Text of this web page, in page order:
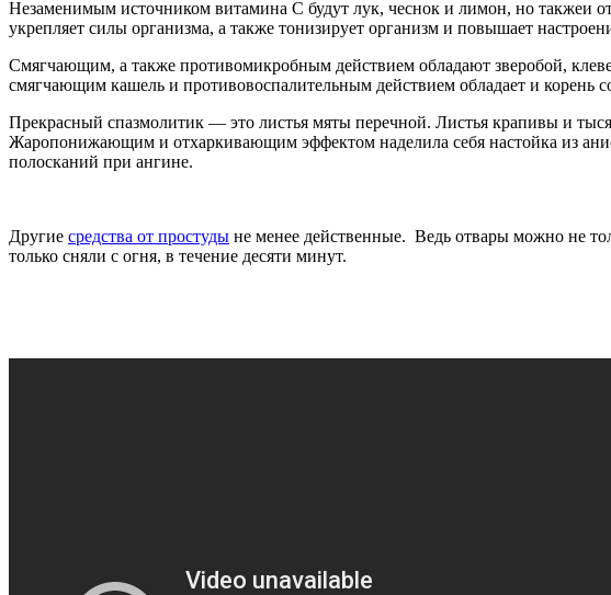
Незаменимым источником витамина С будут лук, чеснок и лимон, но такжеи
укрепляет силы организма, а также тонизирует организм и повышает
Смягчающим, а также противомикробным действием обладают зверобой,
смягчающим кашель и противовоспалительным действием обладает и корень
Прекрасный спазмолитик — это листья мяты перечной. Листья крапивы и
Жаропонижающим и отхаркивающим эффектом наделила себя настойка из
полосканий при ангине.
Другие средства от простуды не менее действенные. Ведь отвары можно не
только сняли с огня, в течение десяти минут.